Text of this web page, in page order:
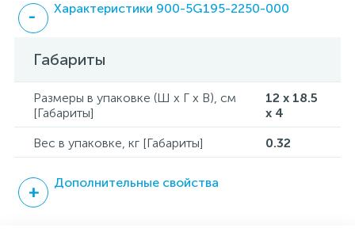
Характеристики 900-5G195-2250-000
Габариты
Размеры в упаковке (Ш x Г x В), см
[Габариты]
12 x 18.5
x 4
Вес в упаковке, кг [Габариты]
0.32
Дополнительные свойства